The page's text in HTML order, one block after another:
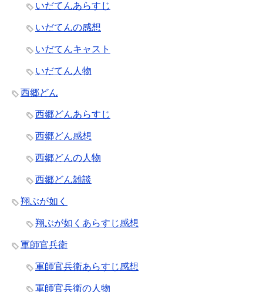
いだてんあらすじ
いだてんの感想
いだてんキャスト
いだてん人物
西郷どん
西郷どんあらすじ
西郷どん感想
西郷どんの人物
西郷どん雑談
翔ぶが如く
翔ぶが如くあらすじ感想
軍師官兵衛
軍師官兵衛あらすじ感想
軍師官兵衛の人物